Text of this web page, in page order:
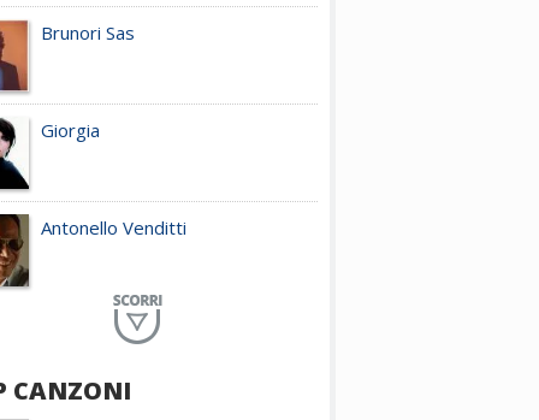
Brunori Sas
Giorgia
Antonello Venditti
Planet Funk
CANZONI